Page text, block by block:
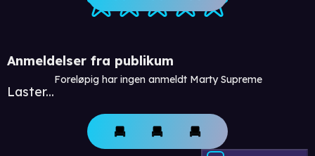
Anmeldelser fra publikum
Laster...
Foreløpig har ingen anmeldt Marty Supreme